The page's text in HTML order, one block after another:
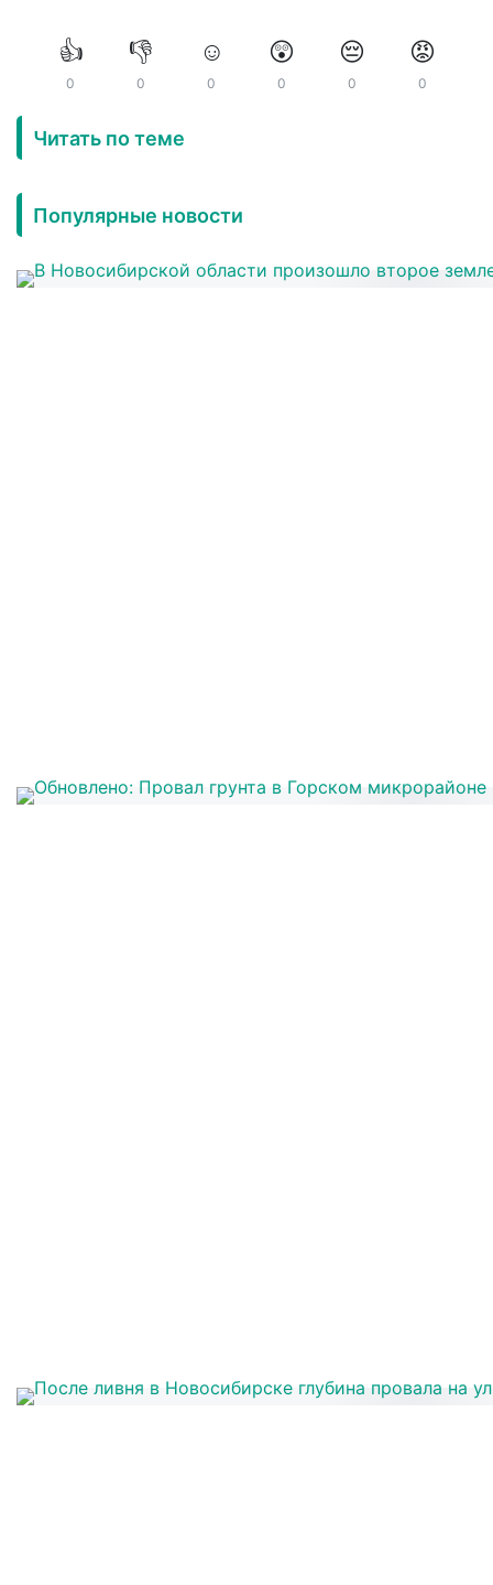
👍
0
👎
0
☺️
0
😲
0
😔
0
😡
0
Читать по теме
Популярные новости